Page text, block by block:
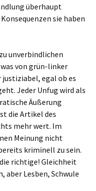
überhaupt
sie haben
unverbindlichen
von grün-linker
egal ob es
Jeder Unfug wird als
Äußerung
die Artikel des
mehr wert. Im
Meinung nicht
kriminell zu sein.
richtige! Gleichheit
aber Lesben, Schwule